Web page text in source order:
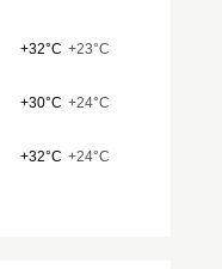
+32°C +23°C
+30°C +24°C
+32°C +24°C